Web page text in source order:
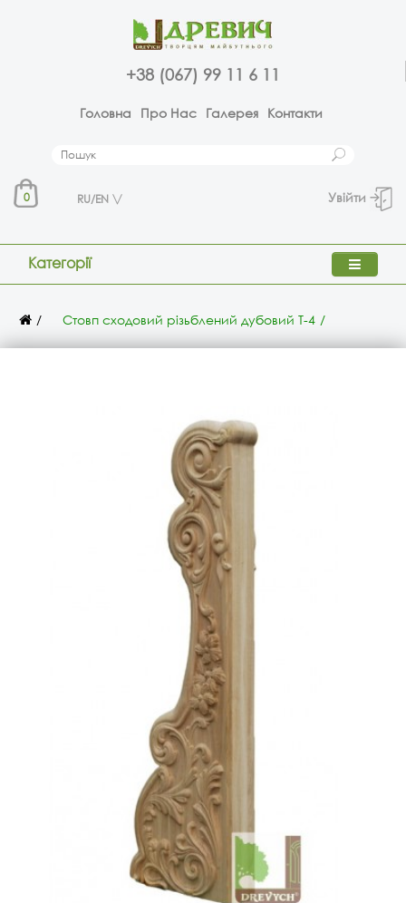
+38 (067) 99 11 6 11
Головна Про Нас Галерея Контакти
0 RU/EN Увійти
Категорії
Стовп сходовий різьблений дубовий Т-4